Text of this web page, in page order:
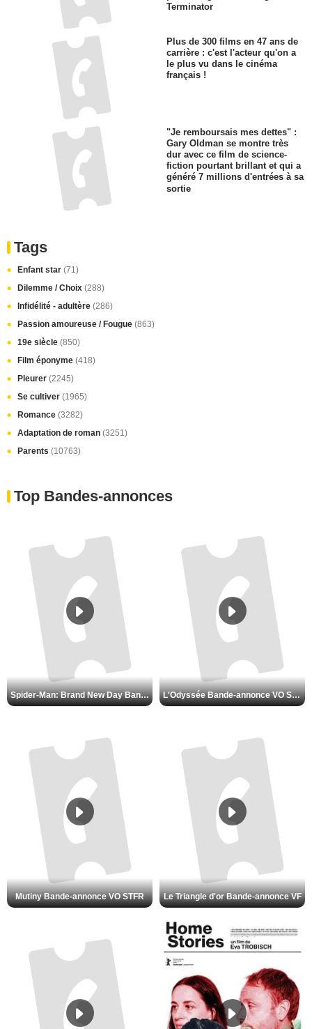
Terminator
Plus de 300 films en 47 ans de
carrière : c'est l'acteur qu'on a
le plus vu dans le cinéma
français !
"Je remboursais mes dettes" :
Gary Oldman se montre très
dur avec ce film de science-
fiction pourtant brillant et qui a
généré 7 millions d'entrées à sa
sortie
Tags
Enfant star (71)
Dilemme / Choix (288)
Infidélité - adultère (286)
Passion amoureuse / Fougue (863)
19e siècle (850)
Film éponyme (418)
Pleurer (2245)
Se cultiver (1965)
Romance (3282)
Adaptation de roman (3251)
Parents (10763)
Top Bandes-annonces
Spider-Man: Brand New Day Bande-annonce VO STFR L'Odyssée Bande-annonce VO STFR
Mutiny Bande-annonce VO STFR Le Triangle d'or Bande-annonce VF